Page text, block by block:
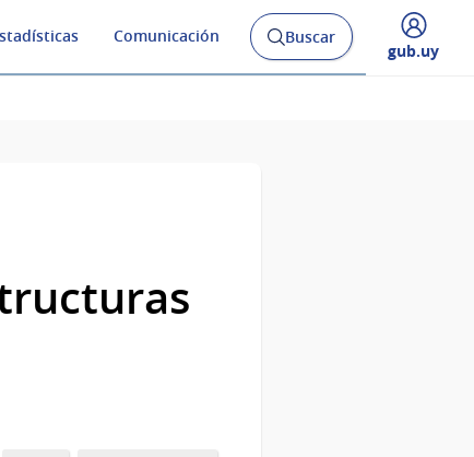
Comunicación
Abrir
buscador
Buscar
Desplegar
gub.uy